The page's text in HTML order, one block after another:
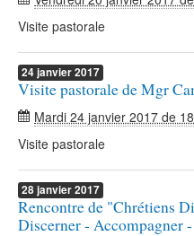
Visite pastorale
24janvier2017
Visite pastorale de Mgr
Mardi 24 janvier 2017 de
Visite pastorale
28janvier2017
Rencontre de "Chrétiens
Discerner - Accompagner